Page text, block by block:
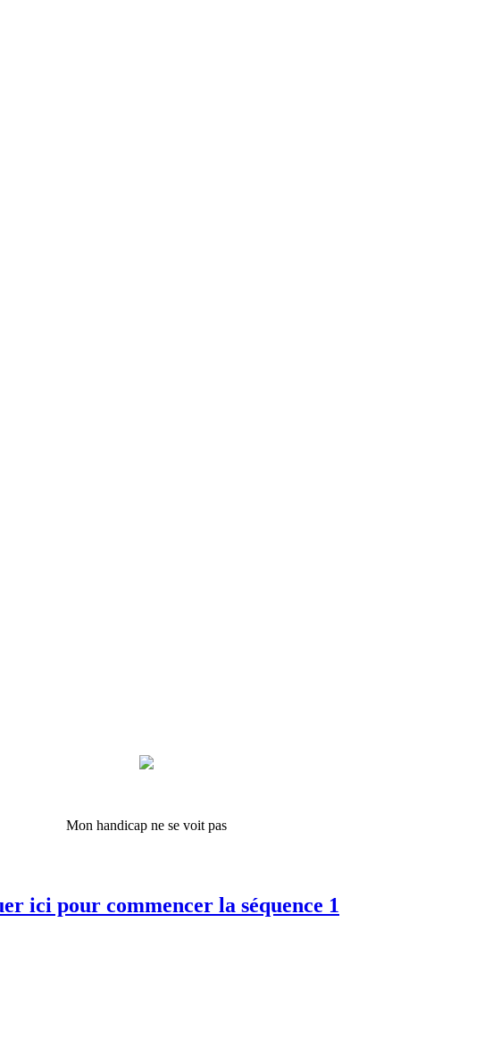
Mon handicap ne se voit pas
ici pour commencer la séquence 1